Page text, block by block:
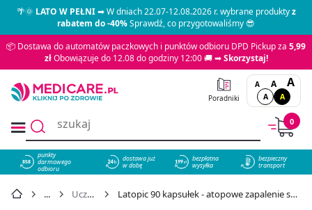
🌴🌞LATO W PEŁNI➡ W dniach 22.07-12.08.2026 r. wybrane produktyz
rabatem do -40%Sprawdź, co przygotowaliśmy 😎
📦 Dostawa do automatów paczkowych i punktów odbioru DPD Pickup za 5,99
złObowiązuje do 12.08 do godziny 12:00 🚚 ➡Skorzystaj!
Poradniki
A A A
A A
0
858
punkty
darmowego
odbioru
dostawa już
w dobę
bezpłatna
wysyłka
bezpieczny
transport
Uczulenia Latopic 90 kapsułek - atopowe zapalenie skóry - cena 115,99 zł